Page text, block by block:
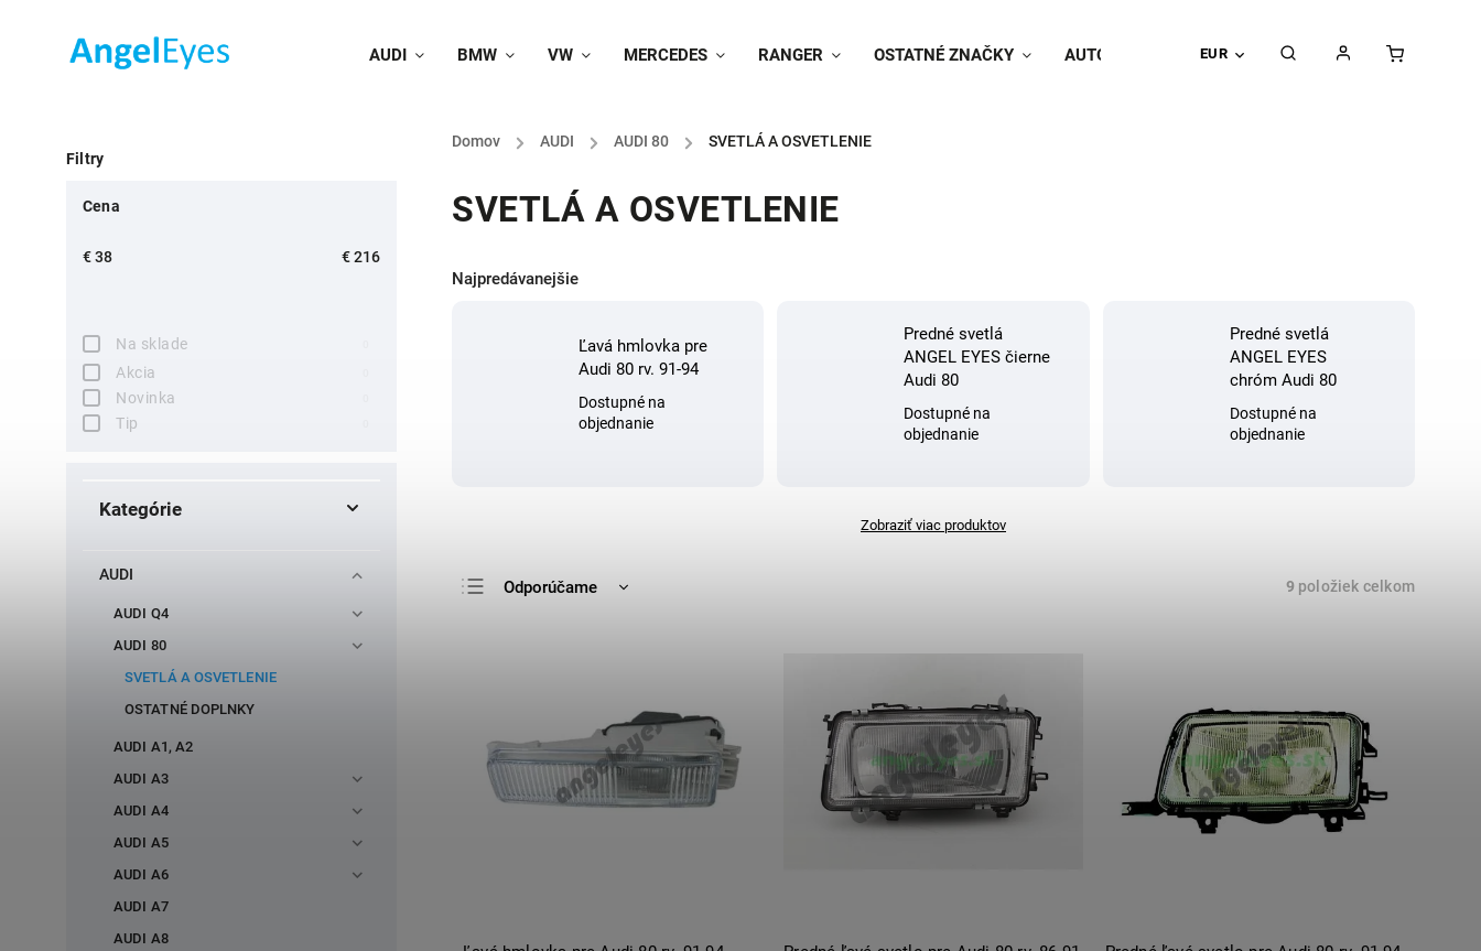
EUR
AUDI BMW VW MERCEDES RANGER OSTATNÉ ZNAČKY AUTOPOŤAHY Univerzálne doplnky
Domov / AUDI / AUDI 80 /
SVETLÁ A OSVETLENIE
Filtry
Cena
€38 €216
Na sklade
Akcia
Novinka
Tip
Kategórie
AUDI
AUDI Q4
AUDI 80
SVETLÁ A OSVETLENIE
OSTATNÉ DOPLNKY
AUDI A1, A2
AUDI A3
AUDI A4
AUDI A5
AUDI A6
AUDI A7
AUDI A8
SVETLÁ A OSVETLENIE
Najpredávanejšie
Ľavá hmlovka pre
Audi 80 rv. 91-94
Dostupné na
objednanie
Predné svetlá
ANGEL EYES čierne
Audi 80
Dostupné na
objednanie
Predné svetlá
ANGEL EYES
chróm Audi 80
Dostupné na
objednanie
Zobraziť viac produktov
Odporúčame
9položiek celkom